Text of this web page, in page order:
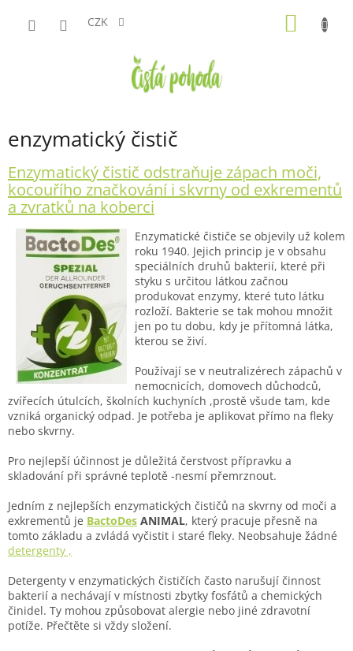
CZK
enzymatický čistič
Enzymatický čistič odstraňuje zápach moči,
kocouřího značkování i skvrny od exkrementů
a zvratků na koberci
Enzymatické čističe se objevily už kolem
roku 1940. Jejich princip je v obsahu
speciálních druhů bakterií, které při
styku s určitou látkou začnou
produkovat enzymy, které tuto látku
rozloží. Bakterie se tak mohou množit
jen po tu dobu, kdy je přítomná látka,
kterou se živí.
Používají se v neutralizérech zápachů v
nemocnicích, domovech důchodců,
zvířecích útulcích, školních kuchyních ,prostě všude tam, kde
vzniká organický odpad. Je potřeba je aplikovat přímo na fleky
nebo skvrny.
Pro nejlepší účinnost je důležitá čerstvost přípravku a
skladování při správné teplotě -nesmí přemrznout.
Jedním z nejlepších enzymatických čističů na skvrny od moči a
exkrementů je BactoDes ANIMAL, který pracuje přesně na
tomto základu a zvládá vyčistit i staré fleky. Neobsahuje žádné
detergenty ,
Detergenty v enzymatických čističích často narušují činnost
bakterií a nechávají v místnosti zbytky fosfátů a chemických
činidel. Ty mohou způsobovat alergie nebo jiné zdravotní
potíže. Přečtěte si vždy složení.